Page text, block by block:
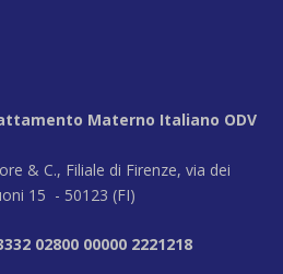
Materno Italiano ODV
& C., Filiale di Firenze, via dei
15 - 50123 (FI)
02800 00000 2221218